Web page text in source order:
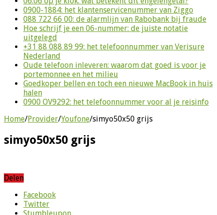
0900-1884: het klantenservicenummer van Ziggo
088 722 66 00: de alarmlijn van Rabobank bij fraude
Hoe schrijf je een 06-nummer: de juiste notatie
uitgelegd
+31 88 088 89 99: het telefoonnummer van Verisure
Nederland
Oude telefoon inleveren: waarom dat goed is voor je
portemonnee en het milieu
Goedkoper bellen en toch een nieuwe MacBook in huis
halen
0900 OV9292: het telefoonnummer voor al je reisinfo
Home/Provider/Youfone/simyo50x50 grijs
simyo50x50 grijs
Delen
Facebook
Twitter
Stumbleupon